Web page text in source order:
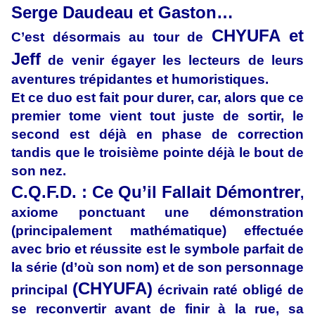
Serge Daudeau et Gaston…
C’est désormais au tour de CHYUFA et
Jeff de venir égayer les lecteurs de leurs
aventures trépidantes et humoristiques.
Et ce duo est fait pour durer, car, alors que ce
premier tome vient tout juste de sortir, le
second est déjà en phase de correction
tandis que le troisième pointe déjà le bout de
son nez.
C.Q.F.D. : Ce Qu’il Fallait Démontrer,
axiome ponctuant une démonstration
(principalement mathématique) effectuée
avec brio et réussite est le symbole parfait de
la série (d’où son nom) et de son personnage
principal (CHYUFA) écrivain raté obligé de
se reconvertir avant de finir à la rue, sa